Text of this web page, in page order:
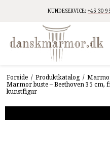
KUNDESERVICE: +45 30
Forside / Produktkatalog /
Marmor buste – Beethoven 35 cm,
kunstfigur